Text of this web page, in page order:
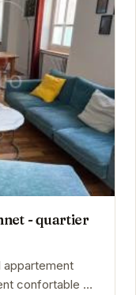
- quartier
appartement
confortable et